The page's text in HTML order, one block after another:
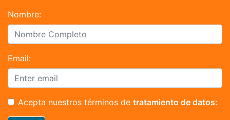
Nombre:
Email:
Acepta nuestros términos de tratamiento de datos: